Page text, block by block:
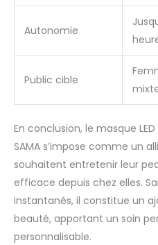
Autonomie
Public cible
En conclusion, le masque LED
SAMA s’impose comme un
souhaitent entretenir leur
efficace depuis chez elles.
instantanés, il constitue un
beauté, apportant un soin
personnalisable.